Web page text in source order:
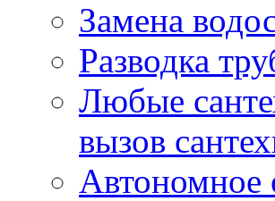
Замена
Разводка
Любые
вызов
Автономное